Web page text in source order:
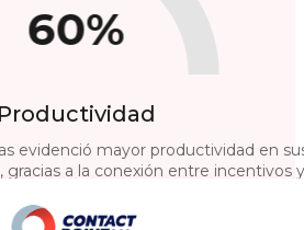
60%
Productividad
evidenció mayor productividad en
gracias a la conexión entre incentivos y